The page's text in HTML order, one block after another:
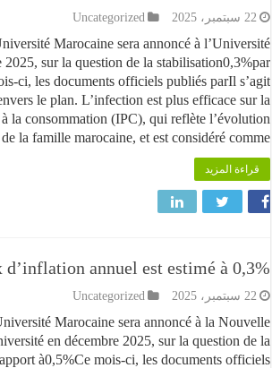
Uncategorized
l’Université Marocaine sera annoncé à
2025, sur la question de la
mois-ci, les documents officiels publiés parIl
envers le plan. L’infection est plus
prix à la consommation (IPC), qui reflète
vie de la famille marocaine, et est considéré
المزيد
d’inflation annuel est estimé à
Uncategorized
l’Université Marocaine sera annoncé à la
Université en décembre 2025, sur la
rapport à0,5%Ce mois-ci, les documents